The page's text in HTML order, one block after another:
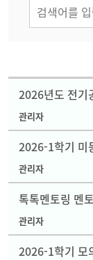
2026년도 전기
그램 기업설명
관리자
2026-1학기 미
관리자
톡톡멘토링 멘
관리자
2026-1학기 모